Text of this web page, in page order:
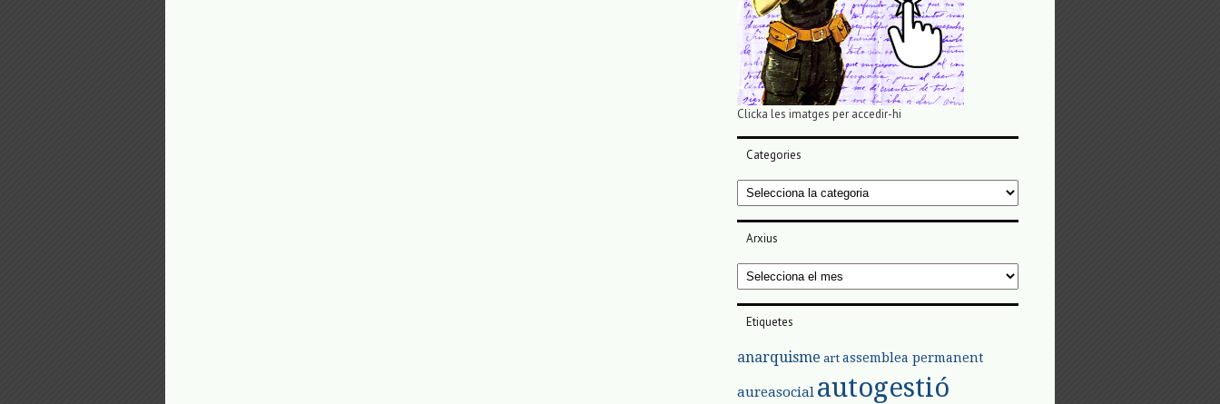
Clicka les imatges per accedir-hi
Categories
Categories
Arxius
Arxius
Etiquetes
anarquisme art assemblea permanent
aureasocial autogestió